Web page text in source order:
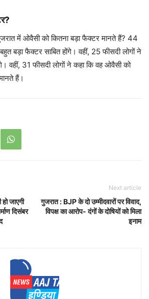
में ओवैसी को कितना बड़ा फैक्टर मानते हैं? 44
बड़ा फैक्टर साबित होंगे। वहीं, 25 फीसदी लोगों ने
वहीं, 31 फीसदी लोगों ने कहा कि वह ओवैसी को
हैं।
जाएगी
दिसंबर
Next article
गुजरात : BJP के दो उम्मीदवारों पर विवाद,
विपक्ष का आरोप- दंगों के दोषियों को मिला
इनाम